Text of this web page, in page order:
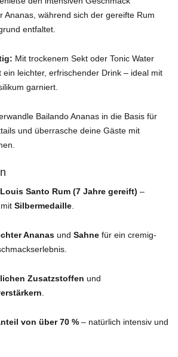
Ananas, während sich der gereifte Rum
entfaltet.
Mit trockenem Sekt oder Tonic Water
ein leichter, erfrischender Drink – ideal mit
garniert.
Bailando Ananas in die Basis für
und überrasche deine Gäste mit
Louis Santo Rum (7 Jahre gereift) –
Silbermedaille
Ananas und Sahne für ein cremig-
Zusatzstoffen und
von über 70 % – natürlich intensiv und